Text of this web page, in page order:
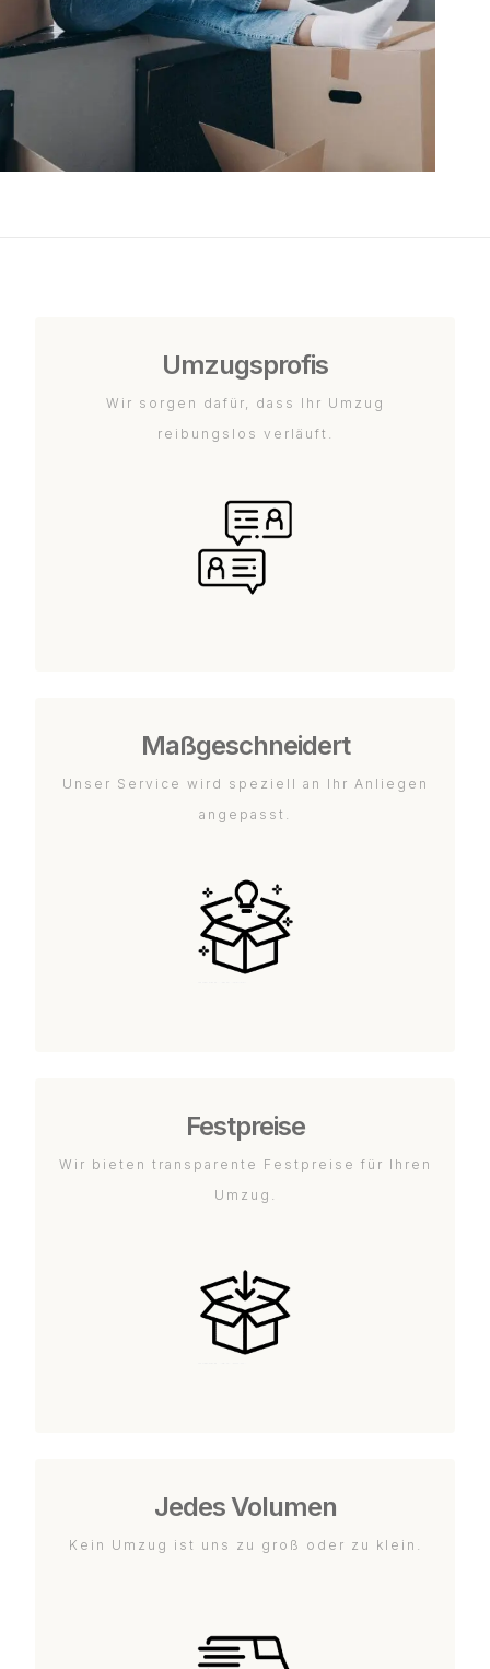
Umzugsprofis
Wir sorgen dafür, dass Ihr Umzug
reibungslos verläuft.
Maßgeschneidert
Unser Service wird speziell an Ihr Anliegen
angepasst.
Festpreise
Wir bieten transparente Festpreise für Ihren
Umzug.
Jedes Volumen
Kein Umzug ist uns zu groß oder zu klein.